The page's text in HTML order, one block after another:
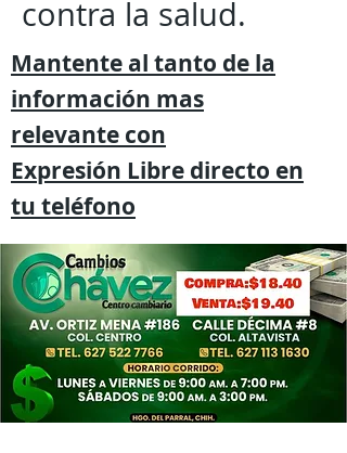
contra la salud.
Mantente al tanto de la
información mas
relevante con
Expresión Libre directo en
tu teléfono